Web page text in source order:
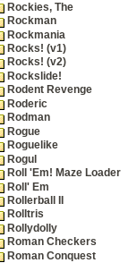
Rockies, The
Rockman
Rockmania
Rocks! (v1)
Rocks! (v2)
Rockslide!
Rodent Revenge
Roderic
Rodman
Rogue
Roguelike
Rogul
Roll 'Em! Maze Loader
Roll' Em
Rollerball II
Rolltris
Rollydolly
Roman Checkers
Roman Conquest